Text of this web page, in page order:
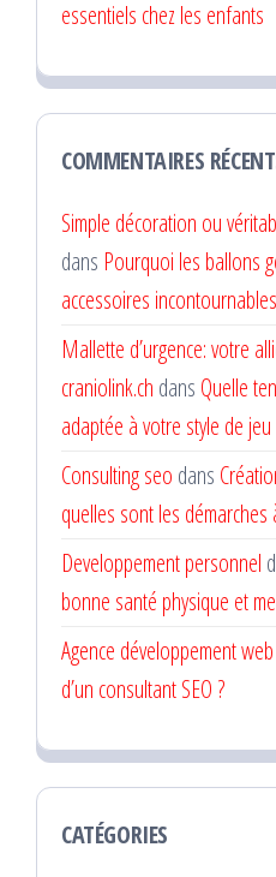
essentiels chez les enfants
COMMENTAIRES
Simple décoration ou
dans Pourquoi les ballons
accessoires
Mallette d’urgence: votre
craniolink.ch dans Quelle
adaptée à votre style de jeu
Consulting seo dans
quelles sont les démarches
Developpement personnel
bonne santé physique et
Agence développement web
d’un consultant SEO ?
CATÉGORIES